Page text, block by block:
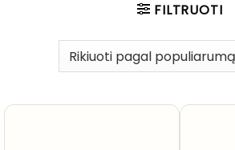
FILTRUOTI